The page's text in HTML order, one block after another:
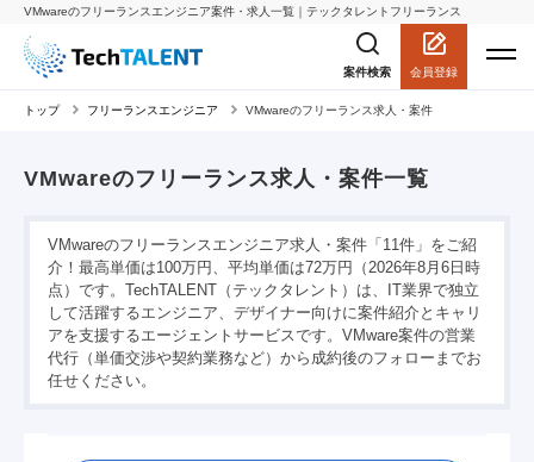
VMwareのフリーランスエンジニア案件・求人一覧｜テックタレントフリーランス
案件検索 会員登録
トップ フリーランスエンジニア VMwareのフリーランス求人・案件
VMwareのフリーランス求人・案件一覧
VMwareのフリーランスエンジニア求人・案件「11件」をご紹
介！最高単価は100万円、平均単価は72万円（2026年8月6日時
点）です。TechTALENT（テックタレント）は、IT業界で独立
して活躍するエンジニア、デザイナー向けに案件紹介とキャリ
アを支援するエージェントサービスです。VMware案件の営業
代行（単価交渉や契約業務など）から成約後のフォローまでお
任せください。